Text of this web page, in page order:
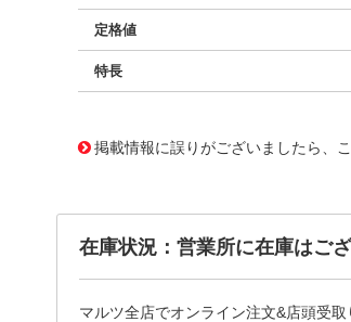
定格値
特長
掲載情報に誤りがございましたら、
在庫状況：営業所に在庫はござ
マルツ全店でオンライン注文&店頭受